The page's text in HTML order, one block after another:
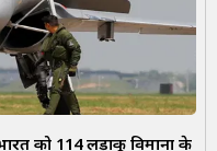
को 114 लड़ाकू विमानों के